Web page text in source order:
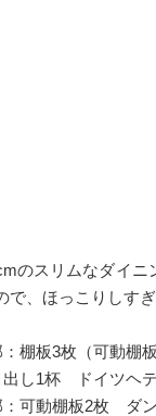
のスリムなダイ
で、ほっこりしす
：棚板3枚（可動棚
し1杯 ドイツヘ
：可動棚板2枚 ダ